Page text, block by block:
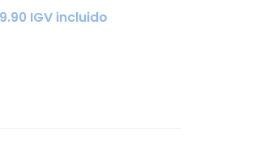
.90 IGV incluido